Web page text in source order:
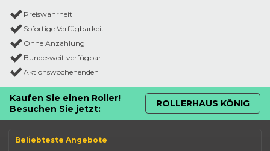
Preiswahrheit
Sofortige Verfügbarkeit
Ohne Anzahlung
Bundesweit verfügbar
Aktionswochenenden
Kaufen Sie einen Roller!
Besuchen Sie jetzt:
ROLLERHAUS KÖNIG
Beliebteste Angebote